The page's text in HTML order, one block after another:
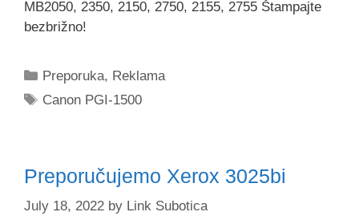
MB2050, 2350, 2150, 2750, 2155, 2755 Štampajte
bezbrižno!
Categories
Preporuka, Reklama
Tags
Canon PGI-1500
Preporučujemo Xerox 3025bi
July 18, 2022 by Link Subotica